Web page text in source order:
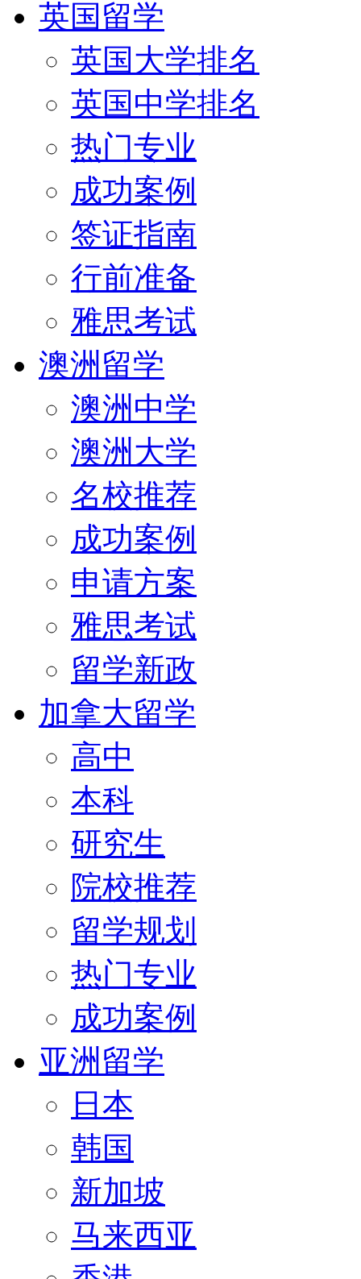
英国留学
英国大学排名
英国中学排名
热门专业
成功案例
签证指南
行前准备
雅思考试
澳洲留学
澳洲中学
澳洲大学
名校推荐
成功案例
申请方案
雅思考试
留学新政
加拿大留学
高中
本科
研究生
院校推荐
留学规划
热门专业
成功案例
亚洲留学
日本
韩国
新加坡
马来西亚